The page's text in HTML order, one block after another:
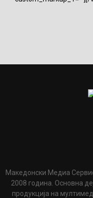
Македонски Медиа
2008 година. Основна
продукција на